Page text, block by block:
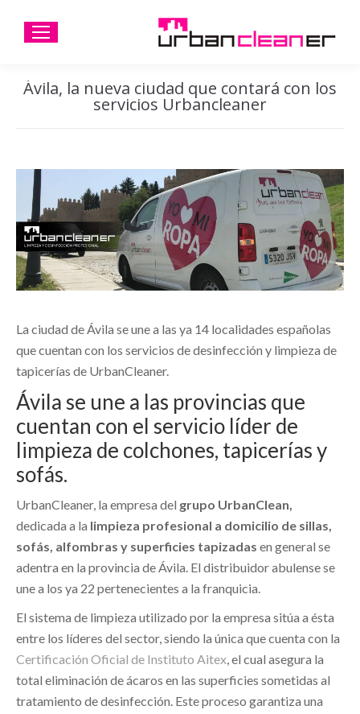
Ávila, la nueva ciudad que contará con los
servicios Urbancleaner
La ciudad de Ávila se une a las ya 14 localidades españolas
que cuentan con los servicios de desinfección y limpieza de
tapicerías de UrbanCleaner.
Ávila se une a las provincias que
cuentan con el servicio líder de
limpieza de colchones, tapicerías y
sofás.
UrbanCleaner, la empresa del grupo UrbanClean,
dedicada a la limpieza profesional a domicilio de sillas,
sofás, alfombras y superficies tapizadas en general se
adentra en la provincia de Ávila. El distribuidor abulense se
une a los ya 22 pertenecientes a la franquicia.
El sistema de limpieza utilizado por la empresa sitúa a ésta
entre los líderes del sector, siendo la única que cuenta con la
Certificación Oficial de Instituto Aitex, el cual asegura la
total eliminación de ácaros en las superficies sometidas al
tratamiento de desinfección. Este proceso garantiza una